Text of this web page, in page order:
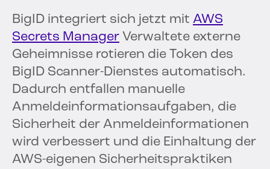
BigID integriert sich jetzt mit AWS
Secrets Manager Verwaltete externe
Geheimnisse rotieren die Token des
BigID Scanner-Dienstes automatisch.
Dadurch entfallen manuelle
Anmeldeinformationsaufgaben, die
Sicherheit der Anmeldeinformationen
wird verbessert und die Einhaltung der
AWS-eigenen Sicherheitspraktiken